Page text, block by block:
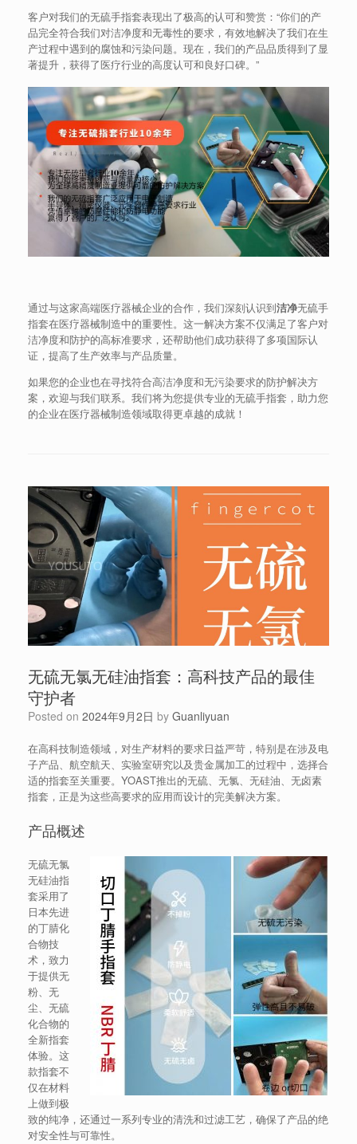
客户对我们的无硫手指套表现出了极高的认可和赞赏：“你们的产
品完全符合我们对洁净度和无毒性的要求，有效地解决了我们在生
产过程中遇到的腐蚀和污染问题。现在，我们的产品品质得到了显
著提升，获得了医疗行业的高度认可和良好口碑。”
通过与这家高端医疗器械企业的合作，我们深刻认识到洁净无硫手
指套在医疗器械制造中的重要性。这一解决方案不仅满足了客户对
洁净度和防护的高标准要求，还帮助他们成功获得了多项国际认
证，提高了生产效率与产品质量。
如果您的企业也在寻找符合高洁净度和无污染要求的防护解决方
案，欢迎与我们联系。我们将为您提供专业的无硫手指套，助力您
的企业在医疗器械制造领域取得更卓越的成就！
无硫无氯无硅油指套：高科技产品的最佳
守护者
Posted on 2024年9月2日 by Guanliyuan
在高科技制造领域，对生产材料的要求日益严苛，特别是在涉及电
子产品、航空航天、实验室研究以及贵金属加工的过程中，选择合
适的指套至关重要。YOAST推出的无硫、无氯、无硅油、无卤素
指套，正是为这些高要求的应用而设计的完美解决方案。
产品概述
无硫无氯
无硅油指
套采用了
日本先进
的丁腈化
合物技
术，致力
于提供无
粉、无
尘、无硫
化合物的
全新指套
体验。这
款指套不
仅在材料
上做到极
致的纯净，还通过一系列专业的清洗和过滤工艺，确保了产品的绝
对安全性与可靠性。